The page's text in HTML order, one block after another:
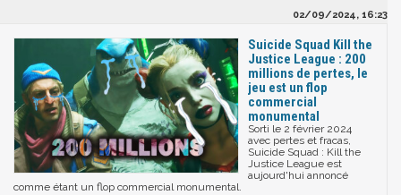
02/09/2024, 16:23
Suicide Squad Kill the
Justice League : 200
millions de pertes, le
jeu est un flop
commercial
monumental
Sorti le 2 février 2024
avec pertes et fracas,
Suicide Squad : Kill the
Justice League est
aujourd'hui annoncé
comme étant un flop commercial monumental.